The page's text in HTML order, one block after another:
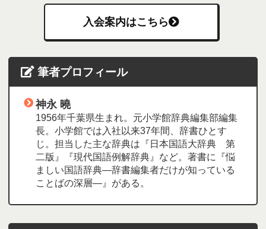
入会案内はこちら
筆者プロフィール
神永 曉
1956年千葉県生まれ。元小学館辞典編集部編集
長。小学館では入社以来37年間、辞書ひとす
じ。担当した主な辞典は『日本国語大辞典 第
二版』『現代国語例解辞典』など。著書に『悩
ましい国語辞典―辞書編集者だけが知っている
ことばの深層―』がある。